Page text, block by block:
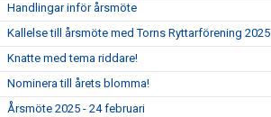
Handlingar inför årsmöte
Kallelse till årsmöte med Torns Ryttarförening 2025
Knatte med tema riddare!
Nominera till årets blomma!
Årsmöte 2025 - 24 februari